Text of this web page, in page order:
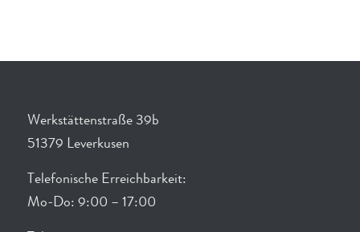
Werkstättenstraße 39b
51379 Leverkusen
Telefonische Erreichbarkeit:
Mo-Do: 9:00 – 17:00